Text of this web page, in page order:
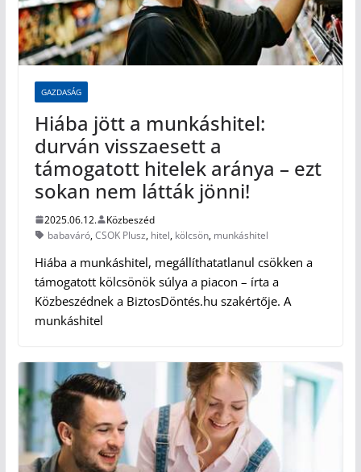
GAZDASÁG
Hiába jött a munkáshitel:
durván visszaesett a
támogatott hitelek aránya – ezt
sokan nem látták jönni!
2025.06.12.
Közbeszéd
babaváró,CSOK Plusz, hitel, kölcsön, munkáshitel
Hiába a munkáshitel, megállíthatatlanul csökken a
támogatott kölcsönök súlya a piacon – írta a
Közbeszédnek a BiztosDöntés.hu szakértője. A
munkáshitel